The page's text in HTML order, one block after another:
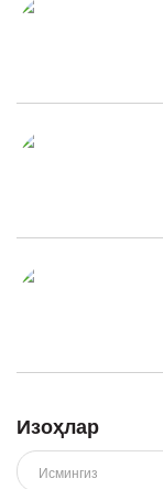
Изоҳлар